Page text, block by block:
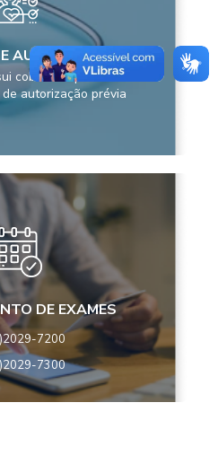
AUTORIZAÇÕES
cobertura pela ANS
autorização prévia
DE EXAMES
7200
7300